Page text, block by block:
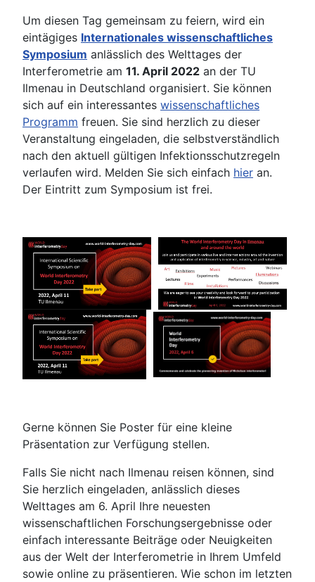
Um diesen Tag gemeinsam zu feiern, wird ein
eintägiges Internationales wissenschaftliches
Symposium anlässlich des Welttages der
Interferometrie am 11. April 2022 an der TU
Ilmenau in Deutschland organisiert. Sie können
sich auf ein interessantes wissenschaftliches
Programm freuen. Sie sind herzlich zu dieser
Veranstaltung eingeladen, die selbstverständlich
nach den aktuell gültigen Infektionsschutzregeln
verlaufen wird. Melden Sie sich einfach hier an.
Der Eintritt zum Symposium ist frei.
Gerne können Sie Poster für eine kleine
Präsentation zur Verfügung stellen.
Falls Sie nicht nach Ilmenau reisen können, sind
Sie herzlich eingeladen, anlässlich dieses
Welttages am 6. April Ihre neuesten
wissenschaftlichen Forschungsergebnisse oder
einfach interessante Beiträge oder Neuigkeiten
aus der Welt der Interferometrie in Ihrem Umfeld
sowie online zu präsentieren. Wie schon im letzten